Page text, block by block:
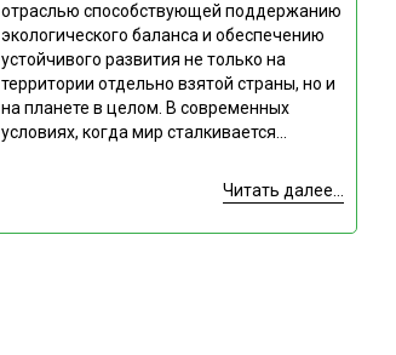
отраслью способствующей поддержанию
экологического баланса и обеспечению
устойчивого развития не только на
территории отдельно взятой страны, но и
на планете в целом. В современных
условиях, когда мир сталкивается...
Читать далее...